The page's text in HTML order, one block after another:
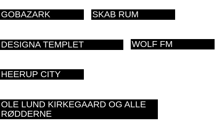
GOBAZARK SKAB RUM
DESIGNA TEMPLET WOLF FM
HEERUP CITY
OLE LUND KIRKEGAARD OG ALLE
RØDDERNE